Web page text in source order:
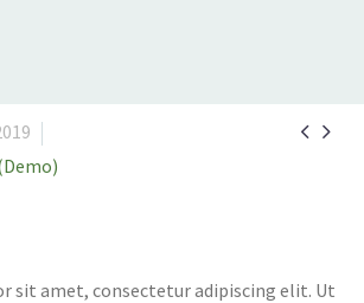
 
sit amet, consectetur adipiscing elit. Ut